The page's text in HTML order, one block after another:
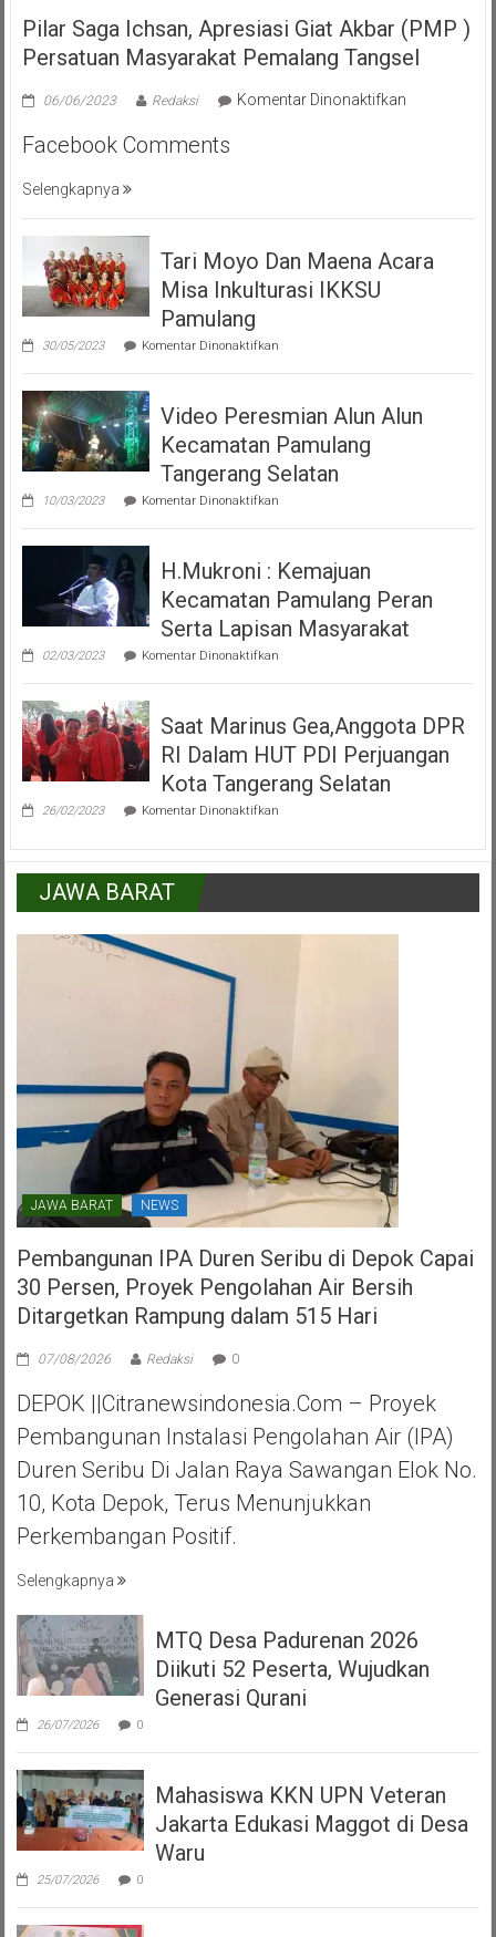
Pilar Saga Ichsan, Apresiasi Giat Akbar (PMP )
Persatuan Masyarakat Pemalang Tangsel
06/06/2023 Redaksi Komentar Dinonaktifkanpada
Giat
(PMP
Tangsel
Facebook Comments
Selengkapnya
Tari Moyo Dan Maena Acara
Misa Inkulturasi IKKSU
Pamulang
30/05/2023 Komentar Dinonaktifkanpada
Moyo
Maena
Misa
Inkulturasi
IKKSU
Pamulang
Video Peresmian Alun Alun
Kecamatan Pamulang
Tangerang Selatan
10/03/2023 Komentar Dinonaktifkanpada
Peresmian
Alun
Kecamatan
Pamulang
Tangerang
Selatan
H.Mukroni : Kemajuan
Kecamatan Pamulang Peran
Serta Lapisan Masyarakat
02/03/2023 Komentar Dinonaktifkanpada
:
Kecamatan
Pamulang
Peran
Lapisan
Masyarakat
Saat Marinus Gea,Anggota DPR
RI Dalam HUT PDI Perjuangan
Kota Tangerang Selatan
26/02/2023 Komentar Dinonaktifkanpada
Gea,Anggota
DPR
Dalam
JAWA BARAT
JAWA BARAT NEWS
Pembangunan IPA Duren Seribu di Depok Capai
30 Persen, Proyek Pengolahan Air Bersih
Ditargetkan Rampung dalam 515 Hari
07/08/2026 Redaksi 0
DEPOK ||Citranewsindonesia.com – Proyek
Pembangunan Instalasi Pengolahan Air (IPA)
Duren Seribu Di Jalan Raya Sawangan Elok No.
10, Kota Depok, Terus Menunjukkan
Perkembangan Positif.
Selengkapnya
MTQ Desa Padurenan 2026
Diikuti 52 Peserta, Wujudkan
Generasi Qurani
26/07/2026 0
Mahasiswa KKN UPN Veteran
Jakarta Edukasi Maggot di Desa
Waru
25/07/2026 0